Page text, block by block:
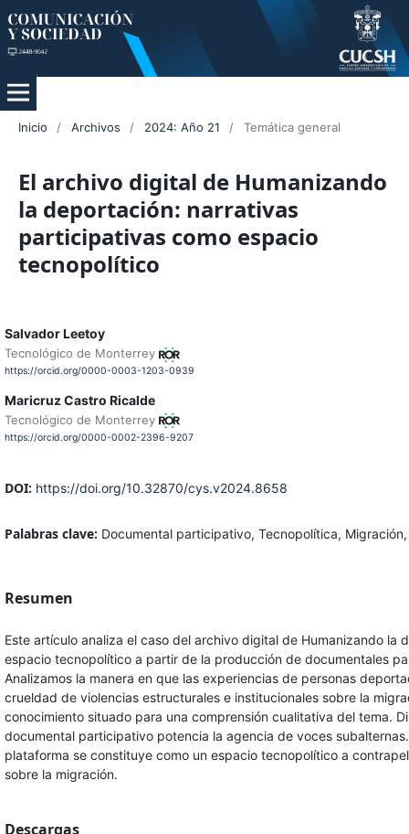
Inicio / Archivos / 2024: Año 21 / Temática general
El archivo digital de Humanizando
la deportación: narrativas
participativas como espacio
tecnopolítico
Salvador Leetoy
Tecnológico de Monterrey
https://orcid.org/0000-0003-1203-0939
Maricruz Castro Ricalde
Tecnológico de Monterrey
https://orcid.org/0000-0002-2396-9207
DOI: https://doi.org/10.32870/cys.v2024.8658
Palabras clave: Documental participativo, Tecnopolítica,
Resumen
Este artículo analiza el caso del archivo digital de Humanizando la
espacio tecnopolítico a partir de la producción de documentales
Analizamos la manera en que las experiencias de personas
crueldad de violencias estructurales e institucionales sobre la
conocimiento situado para una comprensión cualitativa del tema.
documental participativo potencia la agencia de voces
plataforma se constituye como un espacio tecnopolítico a
sobre la migración.
Descargas